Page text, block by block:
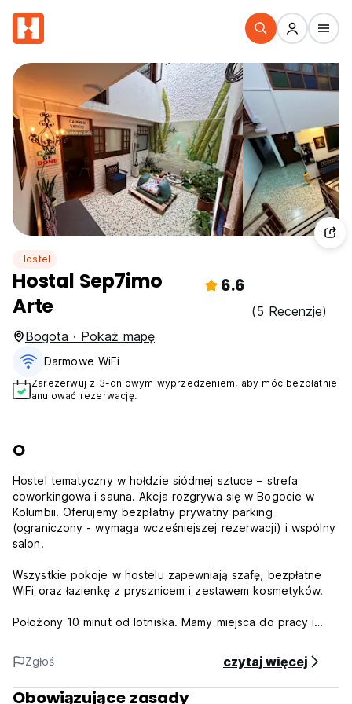
Hostel
Hostal Sep7imo
Arte
6.6
(5 Recenzje)
Bogota · Pokaż mapę
Darmowe WiFi
Zarezerwuj z 3-dniowym wyprzedzeniem, aby móc bezpłatnie
anulować rezerwację.
O
Hostel tematyczny w hołdzie siódmej sztuce – strefa
coworkingowa i sauna. Akcja rozgrywa się w Bogocie w
Kolumbii. Oferujemy bezpłatny prywatny parking
(ograniczony - wymaga wcześniejszej rezerwacji) i wspólny
salon.
Wszystkie pokoje w hostelu zapewniają szafę, bezpłatne
WiFi oraz łazienkę z prysznicem i zestawem kosmetyków.
Położony 10 minut od lotniska. Mamy miejsca do pracy i
Hostal Sep7imo Arte - Regulamin:
Zasady anulowania rezerwacji: 2 dni przed przyjazdem. W
Zgłoś czytaj więcej
Obowiązujące zasady